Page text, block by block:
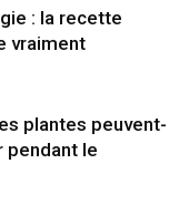
: la recette
vraiment
plantes peuvent-
pendant le